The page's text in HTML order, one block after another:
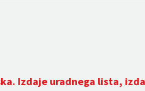
Izdaje uradnega lista,